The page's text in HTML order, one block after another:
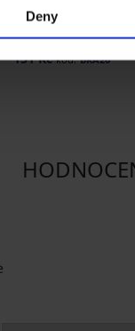
Deny
Pásek pro snížené
UNI
189 Kč
151 Kč kód: BRA20